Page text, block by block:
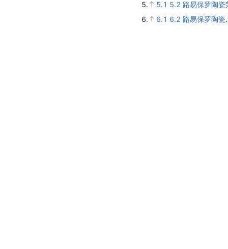
5.
5.1 5.2 路易保罗陶瓷
6.
6.1 6.2 路易保罗陶瓷